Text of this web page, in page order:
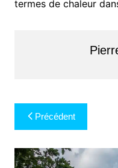
termes de chaleur
Navigation
de
l’article
Précédent